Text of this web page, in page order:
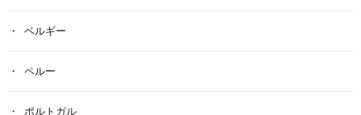
ベルギー
ペルー
ポルトガル